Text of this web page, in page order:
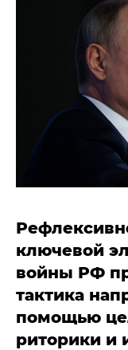
ключевой
войны РФ
тактика
помощью
риторики и